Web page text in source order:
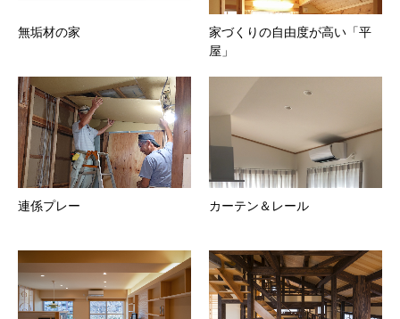
無垢材の家
家づくりの自由度が高い「平
屋」
連係プレー カーテン＆レール